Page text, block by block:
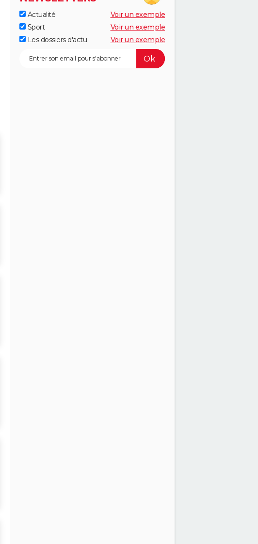
Actualité
Voir un exemple
Sport
Voir un exemple
Les dossiers d'actu
Voir un exemple